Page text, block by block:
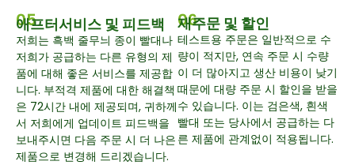
05
애프터서비스 및 피드백
저희는 흑백 줄무늬 종이 빨대나
저희가 공급하는 다른 유형의 제
품에 대해 좋은 서비스를 제공합
니다. 부적격 제품에 대한 해결책
은 72시간 내에 제공되며, 귀하께
서 저희에게 업데이트 피드백을
보내주시면 다음 주문 시 더 나은
제품으로 변경해 드리겠습니다.
06
재주문 및 할인
테스트용 주문은 일반적으로 수
량이 적지만, 연속 주문 시 수량
이 더 많아지고 생산 비용이 낮기
때문에 대량 주문 시 할인을 받을
수 있습니다. 이는 검은색, 흰색
빨대 또는 당사에서 공급하는 다
른 제품에 관계없이 적용됩니다.